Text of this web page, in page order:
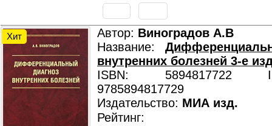
Хит Автор: Виноградов А.В
Название:
внутренних болезней 3-е
ISBN: 5894817722
9785894817729
Издательство: МИА изд.
Рейтинг: